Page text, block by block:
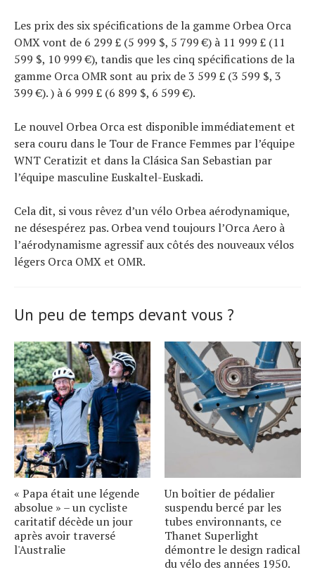
Les prix des six spécifications de la gamme Orbea Orca
OMX vont de 6 299 £ (5 999 $, 5 799 €) à 11 999 £ (11
599 $, 10 999 €), tandis que les cinq spécifications de la
gamme Orca OMR sont au prix de 3 599 £ (3 599 $, 3
399 €). ) à 6 999 £ (6 899 $, 6 599 €).
Le nouvel Orbea Orca est disponible immédiatement et
sera couru dans le Tour de France Femmes par l’équipe
WNT Ceratizit et dans la Clásica San Sebastian par
l’équipe masculine Euskaltel-Euskadi.
Cela dit, si vous rêvez d’un vélo Orbea aérodynamique,
ne désespérez pas. Orbea vend toujours l’Orca Aero à
l’aérodynamisme agressif aux côtés des nouveaux vélos
légers Orca OMX et OMR.
Un peu de temps devant vous ?
« Papa était une légende
absolue » – un cycliste
caritatif décède un jour
après avoir traversé
l'Australie
Un boîtier de pédalier
suspendu bercé par les
tubes environnants, ce
Thanet Superlight
démontre le design radical
du vélo des années 1950.